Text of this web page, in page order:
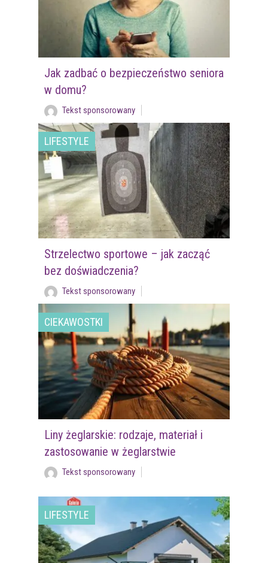
Jak zadbać o bezpieczeństwo seniora
w domu?
Tekst sponsorowany
LIFESTYLE
Strzelectwo sportowe – jak zacząć
bez doświadczenia?
Tekst sponsorowany
CIEKAWOSTKI
Liny żeglarskie: rodzaje, materiał i
zastosowanie w żeglarstwie
Tekst sponsorowany
LIFESTYLE